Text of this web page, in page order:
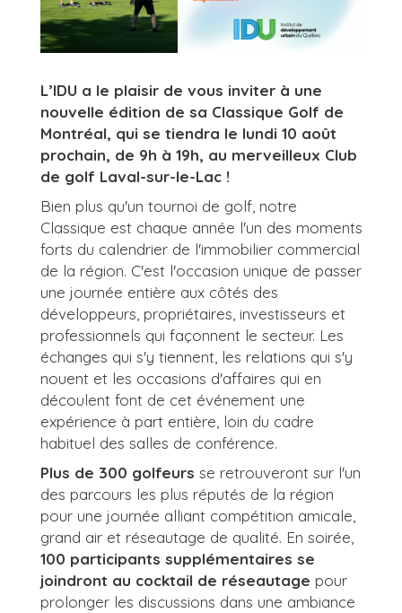
L’IDU a le plaisir de vous inviter à une
nouvelle édition de sa Classique Golf de
Montréal, qui se tiendra le lundi 10 août
prochain, de 9h à 19h, au merveilleux Club
de golf Laval-sur-le-Lac !
Bien plus qu'un tournoi de golf, notre
Classique est chaque année l'un des moments
forts du calendrier de l'immobilier commercial
de la région. C'est l'occasion unique de passer
une journée entière aux côtés des
développeurs, propriétaires, investisseurs et
professionnels qui façonnent le secteur. Les
échanges qui s'y tiennent, les relations qui s'y
nouent et les occasions d'affaires qui en
découlent font de cet événement une
expérience à part entière, loin du cadre
habituel des salles de conférence.
Plus de 300 golfeurs se retrouveront sur l'un
des parcours les plus réputés de la région
pour une journée alliant compétition amicale,
grand air et réseautage de qualité. En soirée,
100 participants supplémentaires se
joindront au cocktail de réseautage pour
prolonger les discussions dans une ambiance